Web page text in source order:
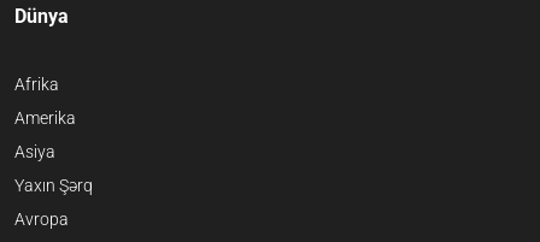
Dünya
Afrika
Amerika
Asiya
Yaxın Şərq
Avropa